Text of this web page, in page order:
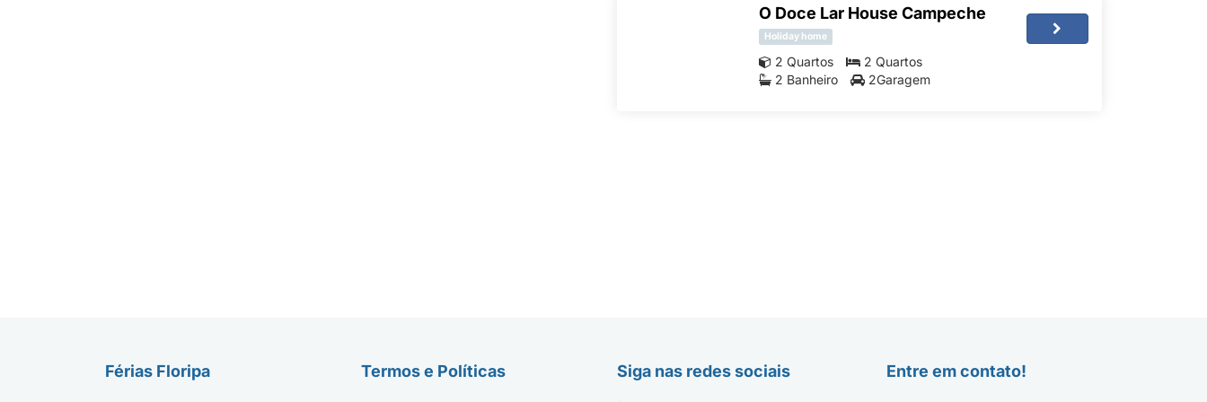
O Doce Lar House Campeche
Holiday home
2 Quartos
2 Quartos
2 Banheiro
2Garagem
Férias Floripa Termos e Políticas Siga nas redes sociais Entre em contato!